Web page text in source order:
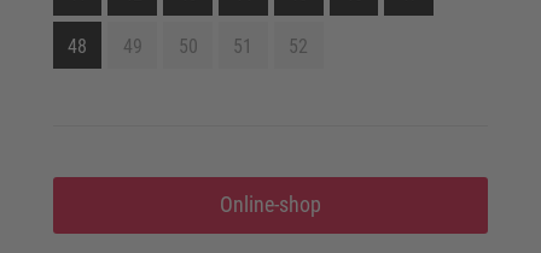
48 49 50 51 52
Online-shop